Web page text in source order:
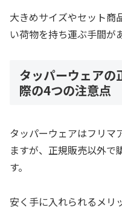
大きめサイズやセット商
い荷物を持ち運ぶ手間が
タッパーウェアの
際の4つの注意点
タッパーウェアはフリマ
ますが、正規販売以外で
す。
安く手に入れられるメリ